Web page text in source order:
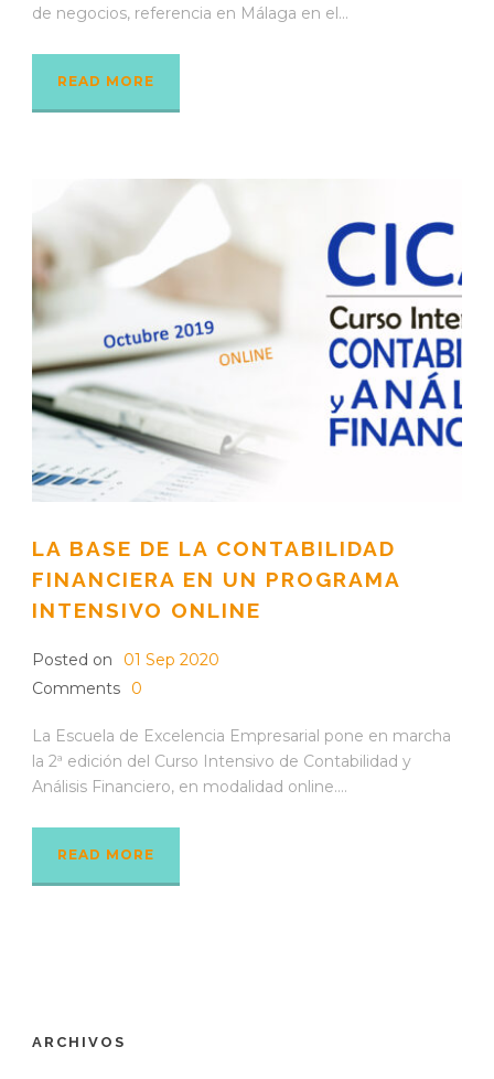
de negocios, referencia en Málaga en el...
READ MORE
LA BASE DE LA CONTABILIDAD
FINANCIERA EN UN PROGRAMA
INTENSIVO ONLINE
Posted on
01 Sep 2020
Comments
0
La Escuela de Excelencia Empresarial pone en marcha
la 2ª edición del Curso Intensivo de Contabilidad y
Análisis Financiero, en modalidad online....
READ MORE
ARCHIVOS